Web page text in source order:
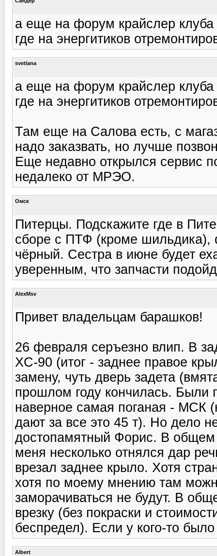
а еще на форум крайслер клуба
где на энергитиков
svetlana
а еще на форум крайслер клуба
где на энергитиков
Там еще на Салова есть, с
надо заказвать, но лучше
Еще недавно открылся сервис
недалеко от МРЭО.
Омск
Питерцы. Подскажите где в
сборе с ПТФ (кроме шильдика),
чёрный. Сестра в июне будет
уверенным, что запчасти
AlexMsv
Привет владельцам барашков!
26 февраля серъезно влип. В
XC-90 (итог - заднее правое
замену, чуть дверь задета
прошлом году кончилась.
наверное самая поганая - МСК
дают за все это 45 т). Но дело
достопамятный Форис. В общем
меня несколько отнялся дар
врезал заднее крыло. Хотя
хотя по моему мнению там
заморачиваться не будут. В
врезку (без покраски и
беспредел). Если у кого-то
Albert